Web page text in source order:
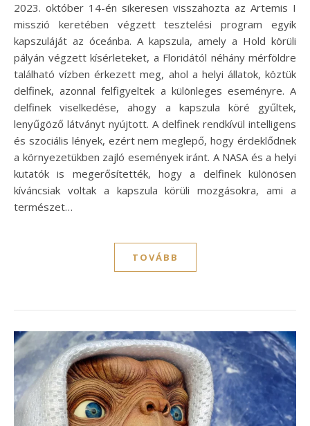
2023. október 14-én sikeresen visszahozta az Artemis I
misszió keretében végzett tesztelési program egyik
kapszuláját az óceánba. A kapszula, amely a Hold körüli
pályán végzett kísérleteket, a Floridától néhány mérföldre
található vízben érkezett meg, ahol a helyi állatok, köztük
delfinek, azonnal felfigyeltek a különleges eseményre. A
delfinek viselkedése, ahogy a kapszula köré gyűltek,
lenyűgöző látványt nyújtott. A delfinek rendkívül intelligens
és szociális lények, ezért nem meglepő, hogy érdeklődnek
a környezetükben zajló események iránt. A NASA és a helyi
kutatók is megerősítették, hogy a delfinek különösen
kíváncsiak voltak a kapszula körüli mozgásokra, ami a
természet…
TOVÁBB